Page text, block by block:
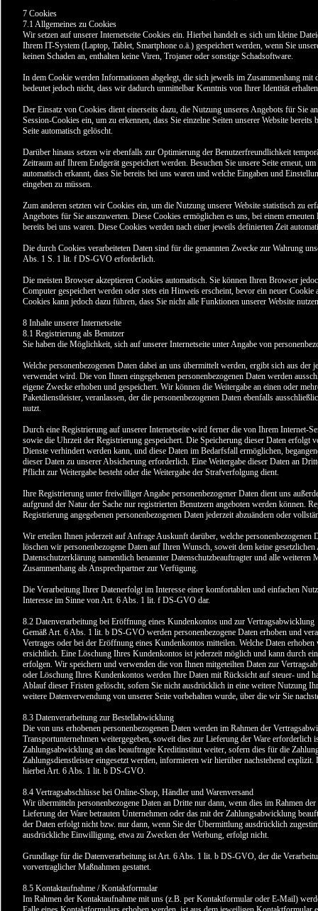
7 Cookies
7.1 Allgemeines zu Cookies
Wir setzen auf unserer Internetseite Cookies ein. Hierbei handelt es sich um kleine
Ihrem IT-System (Laptop, Tablet, Smartphone o.ä.) gespeichert werden, wenn Sie
keinen Schaden an, enthalten keine Viren, Trojaner oder sonstige Schadsoftware.
In dem Cookie werden Informationen abgelegt, die sich jeweils im Zusammenhang mit
bedeutet jedoch nicht, dass wir dadurch unmittelbar Kenntnis von Ihrer Identität
Der Einsatz von Cookies dient einerseits dazu, die Nutzung unseres Angebots für Sie
Session-Cookies ein, um zu erkennen, dass Sie einzelne Seiten unserer Website bereits
Seite automatisch gelöscht.
Darüber hinaus setzen wir ebenfalls zur Optimierung der Benutzerfreundlichkeit
Zeitraum auf Ihrem Endgerät gespeichert werden. Besuchen Sie unsere Seite erneut,
automatisch erkannt, dass Sie bereits bei uns waren und welche Eingaben und
eingeben zu müssen.
Zum anderen setzten wir Cookies ein, um die Nutzung unserer Website statistisch zu
Angebotes für Sie auszuwerten. Diese Cookies ermöglichen es uns, bei einem
bereits bei uns waren. Diese Cookies werden nach einer jeweils definierten Zeit
Die durch Cookies verarbeiteten Daten sind für die genannten Zwecke zur Wahrung
Abs. 1 S. 1 lit. f DS-GVO erforderlich.
Die meisten Browser akzeptieren Cookies automatisch. Sie können Ihren Browser
Computer gespeichert werden oder stets ein Hinweis erscheint, bevor ein neuer
Cookies kann jedoch dazu führen, dass Sie nicht alle Funktionen unserer Website
8 Inhalte unserer Internetseite
8.1 Registrierung als Benutzer
Sie haben die Möglichkeit, sich auf unserer Internetseite unter Angabe von
Welche personenbezogenen Daten dabei an uns übermittelt werden, ergibt sich aus
verwendet wird. Die von Ihnen eingegebenen personenbezogenen Daten werden
eigene Zwecke erhoben und gespeichert. Wir können die Weitergabe an einen oder
Paketdienstleister, veranlassen, der die personenbezogenen Daten ebenfalls
nutzt.
Durch eine Registrierung auf unserer Internetseite wird ferner die von Ihrem Internet-
sowie die Uhrzeit der Registrierung gespeichert. Die Speicherung dieser Daten erfolgt
Dienste verhindert werden kann, und diese Daten im Bedarfsfall ermöglichen,
dieser Daten zu unserer Absicherung erforderlich. Eine Weitergabe dieser Daten an
Pflicht zur Weitergabe besteht oder die Weitergabe der Strafverfolgung dient.
Ihre Registrierung unter freiwilliger Angabe personenbezogener Daten dient uns
aufgrund der Natur der Sache nur registrierten Benutzern angeboten werden können.
Registrierung angegebenen personenbezogenen Daten jederzeit abzuändern oder
Wir erteilen Ihnen jederzeit auf Anfrage Auskunft darüber, welche personenbezogenen
löschen wir personenbezogene Daten auf Ihren Wunsch, soweit dem keine
Datenschutzerklärung namentlich benannter Datenschutzbeauftragter und alle weiteren
Zusammenhang als Ansprechpartner zur Verfügung.
Die Verarbeitung Ihrer Datenerfolgt im Interesse einer komfortablen und einfachen
Interesse im Sinne von Art. 6 Abs. 1 lit. f DS-GVO dar.
8.2 Datenverarbeitung bei Eröffnung eines Kundenkontos und zur Vertragsabwicklung
Gemäß Art. 6 Abs. 1 lit. b DS-GVO werden personenbezogene Daten erhoben und
Vertrages oder bei der Eröffnung eines Kundenkontos mitteilen. Welche Daten
ersichtlich. Eine Löschung Ihres Kundenkontos ist jederzeit möglich und kann durch
erfolgen. Wir speichern und verwenden die von Ihnen mitgeteilten Daten zur
oder Löschung Ihres Kundenkontos werden Ihre Daten mit Rücksicht auf steuer- und
Ablauf dieser Fristen gelöscht, sofern Sie nicht ausdrücklich in eine weitere Nutzung
weitere Datenverwendung von unserer Seite vorbehalten wurde, über die wir Sie
8.3 Datenverarbeitung zur Bestellabwicklung
Die von uns erhobenen personenbezogenen Daten werden im Rahmen der
Transportunternehmen weitergegeben, soweit dies zur Lieferung der Ware erforderlich
Zahlungsabwicklung an das beauftragte Kreditinstitut weiter, sofern dies für die
Zahlungsdienstleister eingesetzt werden, informieren wir hierüber nachstehend
hierbei Art. 6 Abs. 1 lit. b DS-GVO.
8.4 Vertragsabschlüsse bei Online-Shop, Händler und Warenversand
Wir übermitteln personenbezogene Daten an Dritte nur dann, wenn dies im Rahmen
Lieferung der Ware betrauten Unternehmen oder das mit der Zahlungsabwicklung
der Daten erfolgt nicht bzw. nur dann, wenn Sie der Übermittlung ausdrücklich
ausdrückliche Einwilligung, etwa zu Zwecken der Werbung, erfolgt nicht.
Grundlage für die Datenverarbeitung ist Art. 6 Abs. 1 lit. b DS-GVO, der die
vorvertraglicher Maßnahmen gestattet.
8.5 Kontaktaufnahme / Kontaktformular
Im Rahmen der Kontaktaufnahme mit uns (z.B. per Kontaktformular oder E-Mail)